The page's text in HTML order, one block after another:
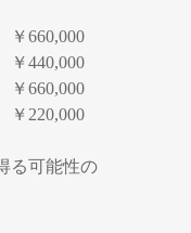
220,000
る可能性の